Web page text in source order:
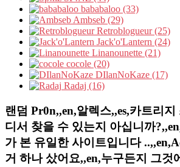
bababaloo (33)
Ambseb (29)
Retroblogueur (25)
Jack'o'Lantern (24)
Linanounette (21)
cocole (20)
DIlanNoKaze (17)
Radaj (16)
랜덤 Pr0n,,en,알렉스,,es,카트리
디서 찾을 수 있는지 아십니까
가 본 유일한 사이트입니다
거 하나 샀어요,,en,누구든지 그것